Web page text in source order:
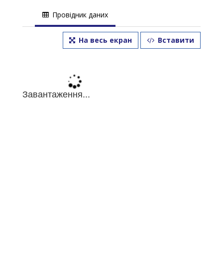
Провідник даних
На весь екран Вставити